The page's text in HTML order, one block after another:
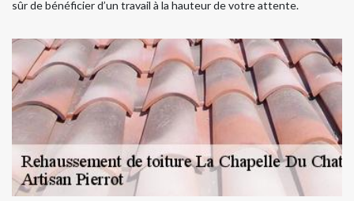
sûr de bénéficier d’un travail à la hauteur de votre attente.